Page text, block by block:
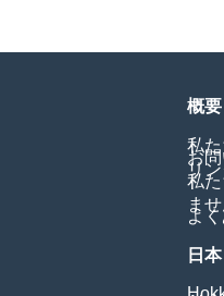
概
私
お
リ
私
ま
よ
日本